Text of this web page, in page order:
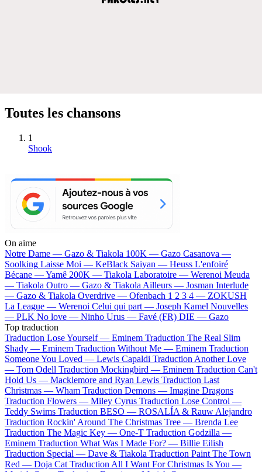
Toutes les chansons
1
Shook
On aime
Notre Dame — Gazo & Tiakola 100K — Gazo Casanova —
Soolking Laisse Moi — KeBlack Saiyan — Heuss L'enfoiré
Bécane —Yamê 200K — Tiakola Laboratoire — Werenoi Meuda
— Tiakola Outro — Gazo & Tiakola Ailleurs — Josman Interlude
— Gazo & Tiakola Overdrive — Ofenbach 1 2 3 4 — ZOKUSH
La League — Werenoi Celui qui part — Joseph Kamel Nouvelles
— PLK No love — Ninho Urus — Favé (FR) DIE — Gazo
Top traduction
Traduction Lose Yourself — Eminem Traduction The Real Slim
Shady — Eminem Traduction Without Me — Eminem Traduction
Someone You Loved — Lewis Capaldi Traduction Another Love
— Tom Odell Traduction Mockingbird — Eminem Traduction Can't
Hold Us — Macklemore and Ryan Lewis Traduction Last
Christmas — Wham Traduction Demons — Imagine Dragons
Traduction Flowers — Miley Cyrus Traduction Lose Control —
Teddy Swims Traduction BESO — ROSALÍA & Rauw Alejandro
Traduction Rockin' Around The Christmas Tree — Brenda Lee
Traduction The Magic Key — One-T Traduction Godzilla —
Eminem Traduction What Was I Made For? — Billie Eilish
Traduction Special — Dave & Tiakola Traduction Paint The Town
Red — Doja Cat Traduction All I Want For Christmas Is You —